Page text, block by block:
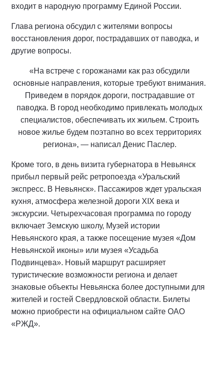
входит в народную программу Единой России.
Глава региона обсудил с жителями вопросы
восстановления дорог, пострадавших от паводка, и
другие вопросы.
«На встрече с горожанами как раз обсудили
основные направления, которые требуют внимания.
Приведем в порядок дороги, пострадавшие от
паводка. В город необходимо привлекать молодых
специалистов, обеспечивать их жильем. Строить
новое жилье будем поэтапно во всех территориях
региона», — написал Денис Паслер.
Кроме того, в день визита губернатора в Невьянск
прибыл первый рейс ретропоезда «Уральский
экспресс. В Невьянск». Пассажиров ждет уральская
кухня, атмосфера железной дороги XIX века и
экскурсии. Четырехчасовая программа по городу
включает Земскую школу, Музей истории
Невьянского края, а также посещение музея «Дом
Невьянской иконы» или музея «Усадьба
Подвинцева». Новый маршрут расширяет
туристические возможности региона и делает
знаковые объекты Невьянска более доступными для
жителей и гостей Свердловской области. Билеты
можно приобрести на официальном сайте ОАО
«РЖД».